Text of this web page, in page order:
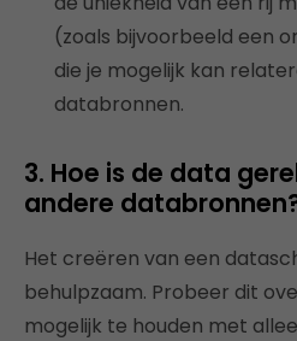
(zoals bijvoorbeeld een
die je mogelijk kan
databronnen.
3. Hoe is de data
andere
Het creëren van een
behulpzaam. Probeer dit
mogelijk te houden met